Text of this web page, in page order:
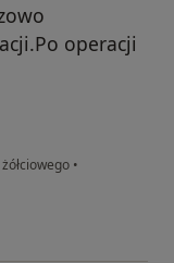
operacji
•